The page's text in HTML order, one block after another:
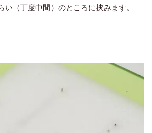
（丁度中間）のところに挟みます。